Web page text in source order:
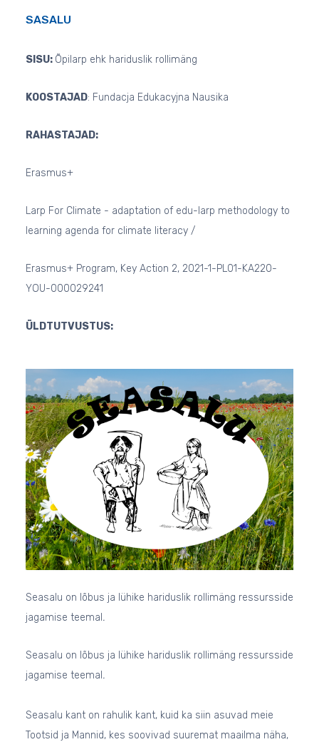
SASALU
SISU: Õpilarp ehk hariduslik rollimäng
KOOSTAJAD: Fundacja Edukacyjna Nausika
RAHASTAJAD:
Erasmus+
Larp For Climate - adaptation of edu-larp methodology to
learning agenda for climate literacy /
Erasmus+ Program, Key Action 2, 2021-1-PL01-KA220-
YOU-000029241
ÜLDTUTVUSTUS:
Seasalu on lõbus ja lühike hariduslik rollimäng ressursside
jagamise teemal .
Seasalu on lõbus ja lühike hariduslik rollimäng ressursside
jagamise teemal .
Seasalu kant on rahulik kant, kuid ka siin asuvad meie
Tootsid ja Mannid, kes soovivad suuremat maailma näha,